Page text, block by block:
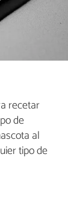
recetar
de
al
tipo de